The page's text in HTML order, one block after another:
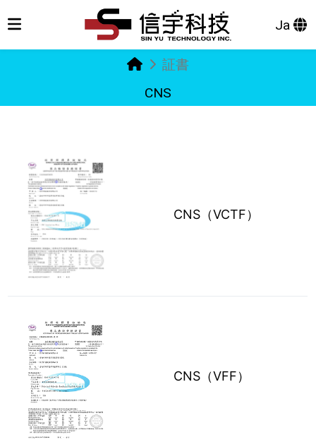
Ja
証書
CNS
CNS（VCTF）
CNS（VFF）